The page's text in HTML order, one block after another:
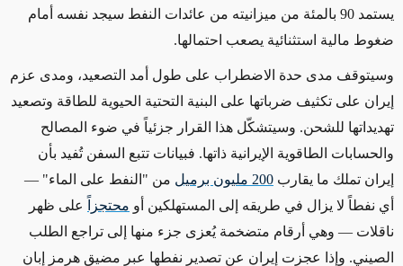
يستمد 90 بالمئة من ميزانيته من عائدات النفط سيجد نفسه أمام
ضغوط مالية استثنائية يصعب احتمالها.
وسيتوقف مدى حدة الاضطراب على طول أمد التصعيد، ومدى عزم
إيران على تكثيف ضرباتها على البنية التحتية الحيوية للطاقة وتصعيد
تهديداتها للشحن. وسيتشكّل هذا القرار جزئياً في ضوء المصالح
والحسابات الطاقوية الإيرانية ذاتها. فبيانات تتبع السفن تُفيد بأن
إيران تملك ما يقارب 200 مليون برميل
من "النفط على الماء" —
أي نفطاً لا يزال في طريقه إلى المستهلكين أو محتجزاً
على ظهر
ناقلات — وهي أرقام متضخمة يُعزى جزء منها إلى تراجع الطلب
الصيني. وإذا عجزت إيران عن تصدير نفطها عبر مضيق هرمز إبان